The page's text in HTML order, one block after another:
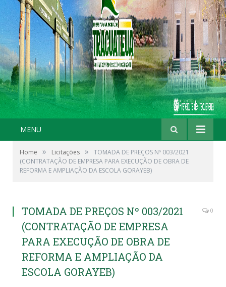
MENU
Home » Licitações »
TOMADA DE PREÇOS Nº 003/2021
(CONTRATAÇÃO DE EMPRESA PARA EXECUÇÃO DE OBRA DE
REFORMA E AMPLIAÇÃO DA ESCOLA GORAYEB)
TOMADA DE PREÇOS Nº 003/2021
(CONTRATAÇÃO DE EMPRESA
PARA EXECUÇÃO DE OBRA DE
REFORMA E AMPLIAÇÃO DA
ESCOLA GORAYEB)
0